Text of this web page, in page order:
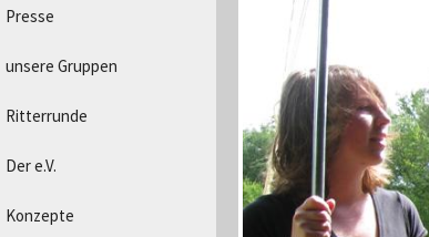
Presse
unsere Gruppen
Ritterrunde
Der e.V.
Konzepte